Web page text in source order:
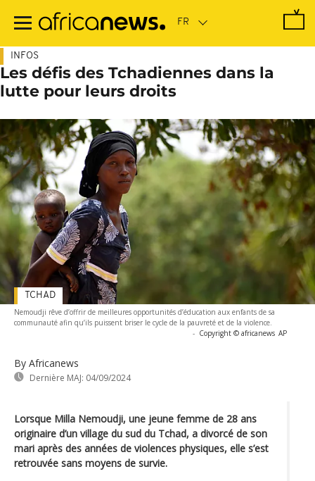
contenu
INFOS
Les défis des Tchadiennes dans la
lutte pour leurs droits
Nemoudji rêve d’offrir de meilleures opportunités d’éducation aux enfants de sa
communauté afin qu’ils puissent briser le cycle de la pauvreté et de la violence.
- Copyright © africanews AP
By Africanews
Dernière MAJ: 04/09/2024
TCHAD
Lorsque Milla Nemoudji, une jeune femme de 28 ans
originaire d’un village du sud du Tchad, a divorcé de son
mari après des années de violences physiques, elle s’est
retrouvée sans moyens de survie.